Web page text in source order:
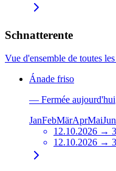
Schnatterente
Vue d'ensemble de toutes les
Ánade friso
— Fermée aujourd'hui
JanFebMärAprMaiJun
12.10.2026 →
12.10.2026 →